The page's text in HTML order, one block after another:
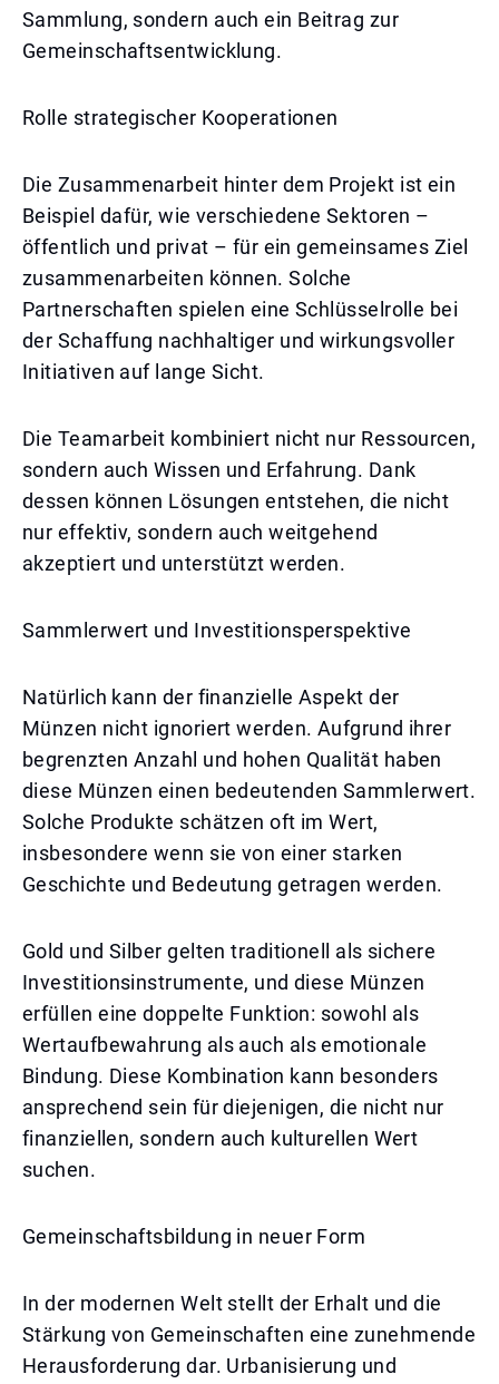
Sammlung, sondern auch ein Beitrag zur
Gemeinschaftsentwicklung.
Rolle strategischer Kooperationen
Die Zusammenarbeit hinter dem Projekt ist ein
Beispiel dafür, wie verschiedene Sektoren –
öffentlich und privat – für ein gemeinsames Ziel
zusammenarbeiten können. Solche
Partnerschaften spielen eine Schlüsselrolle bei
der Schaffung nachhaltiger und wirkungsvoller
Initiativen auf lange Sicht.
Die Teamarbeit kombiniert nicht nur Ressourcen,
sondern auch Wissen und Erfahrung. Dank
dessen können Lösungen entstehen, die nicht
nur effektiv, sondern auch weitgehend
akzeptiert und unterstützt werden.
Sammlerwert und Investitionsperspektive
Natürlich kann der finanzielle Aspekt der
Münzen nicht ignoriert werden. Aufgrund ihrer
begrenzten Anzahl und hohen Qualität haben
diese Münzen einen bedeutenden Sammlerwert.
Solche Produkte schätzen oft im Wert,
insbesondere wenn sie von einer starken
Geschichte und Bedeutung getragen werden.
Gold und Silber gelten traditionell als sichere
Investitionsinstrumente, und diese Münzen
erfüllen eine doppelte Funktion: sowohl als
Wertaufbewahrung als auch als emotionale
Bindung. Diese Kombination kann besonders
ansprechend sein für diejenigen, die nicht nur
finanziellen, sondern auch kulturellen Wert
suchen.
Gemeinschaftsbildung in neuer Form
In der modernen Welt stellt der Erhalt und die
Stärkung von Gemeinschaften eine zunehmende
Herausforderung dar. Urbanisierung und